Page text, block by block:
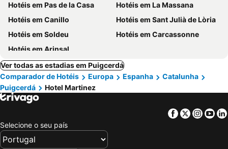
Hotéis em Pas de la Casa
Hotéis em La Massana
Hotéis em Canillo
Hotéis em Sant Julià de Lòria
Hotéis em Soldeu
Hotéis em Carcassonne
Hotéis em Arinsal
Ver todas as estadias em Puigcerdá
Comparador de Hotéis
Europa Espanha
Catalunha
Puigcerdá
Hotel Martinez
Facebook
Twitter
Selecione o seu país